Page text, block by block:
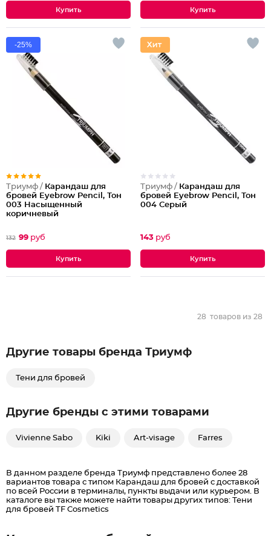
-25%
Триумф / Карандаш для
бровей Eyebrow Pencil, Тон
003 Насыщенный
коричневый
132 99 руб
Триумф / Карандаш для
бровей Eyebrow Pencil, Тон
004 Серый
143 руб
28 товаров из 28
Другие товары бренда Триумф
Тени для бровей
Другие бренды с этими товарами
Vivienne Sabo Kiki Art-visage Farres
В данном разделе бренда Триумф представлено более 28
вариантов товара с типом Карандаш для бровей c доставкой
по всей России в терминалы, пункты выдачи или курьером. В
каталоге вы также можете найти товары других типов: Тени
для бровей TF Cosmetics